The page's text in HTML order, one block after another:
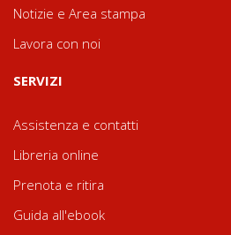
Notizie e Area stampa
Lavora con noi
SERVIZI
Assistenza e contatti
Libreria online
Prenota e ritira
Guida all'ebook